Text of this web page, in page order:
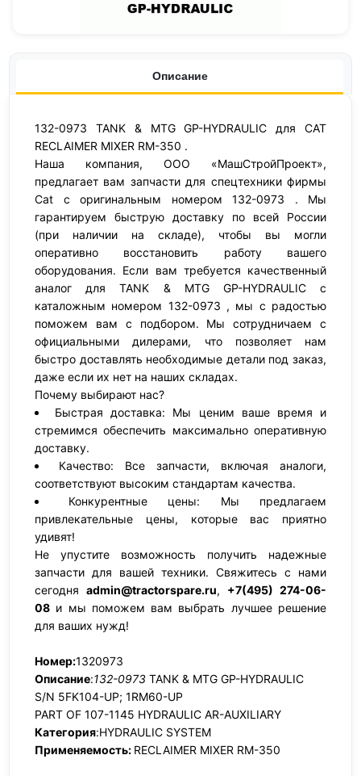
Описание
132-0973 TANK & MTG GP-HYDRAULIC для CAT
RECLAIMER MIXER RM-350 .
Наша компания, ООО «МашСтройПроект»,
предлагает вам запчасти для спецтехники фирмы
Cat с оригинальным номером 132-0973 . Мы
гарантируем быструю доставку по всей России
(при наличии на складе), чтобы вы могли
оперативно восстановить работу вашего
оборудования. Если вам требуется качественный
аналог для TANK & MTG GP-HYDRAULIC с
каталожным номером 132-0973 , мы с радостью
поможем вам с подбором. Мы сотрудничаем с
официальными дилерами, что позволяет нам
быстро доставлять необходимые детали под заказ,
даже если их нет на наших складах.
Почему выбирают нас?
Быстрая доставка: Мы ценим ваше время и
стремимся обеспечить максимально оперативную
доставку.
Качество: Все запчасти, включая аналоги,
соответствуют высоким стандартам качества.
Конкурентные цены: Мы предлагаем
привлекательные цены, которые вас приятно
удивят!
Не упустите возможность получить надежные
запчасти для вашей техники. Свяжитесь с нами
сегодня admin@tractorspare.ru, +7(495) 274-06-
08 и мы поможем вам выбрать лучшее решение
для ваших нужд!
Номер:1320973
Описание:132-0973 TANK & MTG GP-HYDRAULIC
S/N 5FK104-UP; 1RM60-UP
PART OF 107-1145 HYDRAULIC AR-AUXILIARY
Категория:HYDRAULIC SYSTEM
Применяемость: RECLAIMER MIXER RM-350